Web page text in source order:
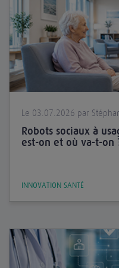
Le 03.07.2026 par
Robots sociaux à
est-on et où va-t-on
INNOVATION SANTÉ